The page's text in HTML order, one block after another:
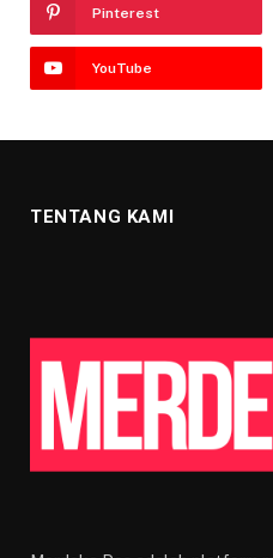
Pinterest
YouTube
TENTANG KAMI